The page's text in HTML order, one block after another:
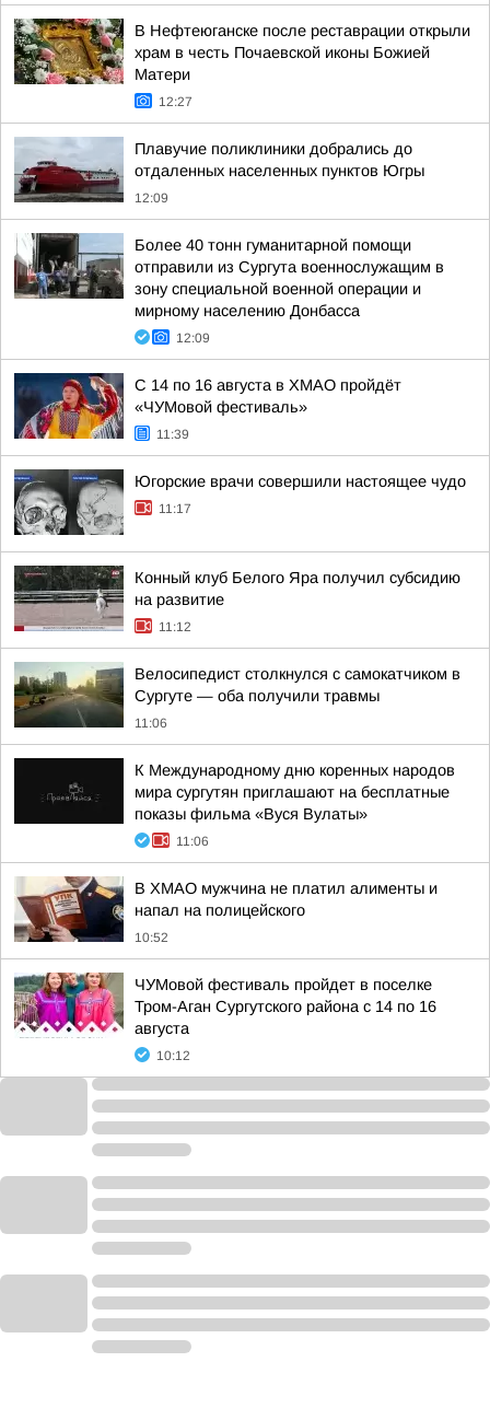
В Нефтеюганске после реставрации открыли
храм в честь Почаевской иконы Божией
Матери
12:27
Плавучие поликлиники добрались до
отдаленных населенных пунктов Югры
12:09
Более 40 тонн гуманитарной помощи
отправили из Сургута военнослужащим в
зону специальной военной операции и
мирному населению Донбасса
12:09
С 14 по 16 августа в ХМАО пройдёт
«ЧУМовой фестиваль»
11:39
Югорские врачи совершили настоящее чудо
11:17
Конный клуб Белого Яра получил субсидию
на развитие
11:12
Велосипедист столкнулся с самокатчиком в
Сургуте — оба получили травмы
11:06
К Международному дню коренных народов
мира сургутян приглашают на бесплатные
показы фильма «Вуся Вулаты»
11:06
В ХМАО мужчина не платил алименты и
напал на полицейского
10:52
ЧУМовой фестиваль пройдет в поселке
Тром-Аган Сургутского района с 14 по 16
августа
10:12